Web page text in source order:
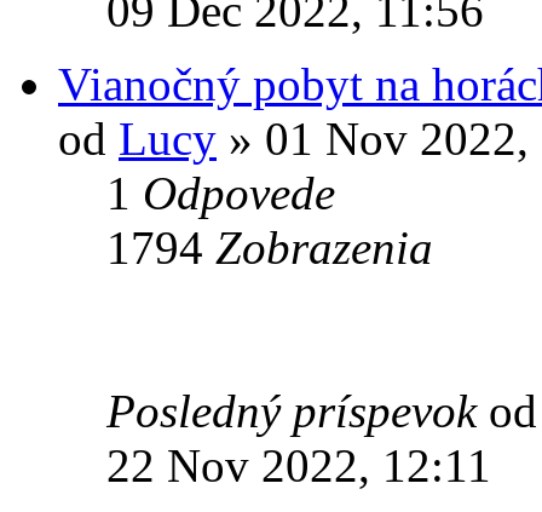
09 Dec 2022, 11:56
Vianočný pobyt na
od Lucy » 01 Nov 2022,
1 Odpovede
1794 Zobrazenia
Posledný príspevok
22 Nov 2022, 12:11